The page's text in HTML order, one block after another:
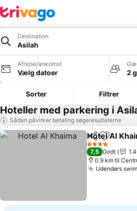
Destination
Asilah
Afrejse/ankomst
Vælg datoer 2
Sorter Filtrer
Hoteller med parkering i
Sådan påvirker betaling søgeresultaterne
Del Føj til
Hotel Al
4 Stjerner
7,5 Godt
0.9 km til
Udendørs